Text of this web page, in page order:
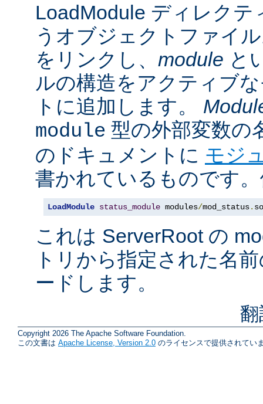
LoadModule ディレク
うオブジェクトファイ
をリンクし、 module と
ルの構造をアクティブ
トに追加します。
module 型の外部変数の
のドキュメントに モジ
書かれているものです
LoadModule status_module modules/mod_status. so
これは ServerRoot の
トリから指定された名
ードします。
Copyright 2026 The Apache Software Foundation.
この文書は Apache License, Version 2.0 のライセンスで提供されてい